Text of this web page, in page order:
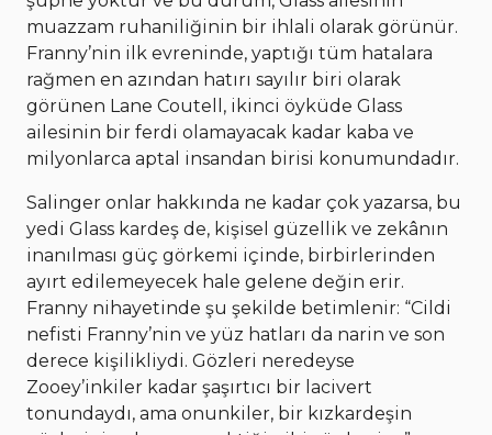
muazzam ruhaniliğinin bir ihlali olarak görünür.
Franny’nin ilk evreninde, yaptığı tüm hatalara
rağmen en azından hatırı sayılır biri olarak
görünen Lane Coutell, ikinci öyküde Glass
ailesinin bir ferdi olamayacak kadar kaba ve
milyonlarca aptal insandan birisi konumundadır.
Salinger onlar hakkında ne kadar çok yazarsa, bu
yedi Glass kardeş de, kişisel güzellik ve zekânın
inanılması güç görkemi içinde, birbirlerinden
ayırt edilemeyecek hale gelene değin erir.
Franny nihayetinde şu şekilde betimlenir: “Cildi
nefisti Franny’nin ve yüz hatları da narin ve son
derece kişilikliydi. Gözleri neredeyse
Zooey’inkiler kadar şaşırtıcı bir lacivert
tonundaydı, ama onunkiler, bir kızkardeşin